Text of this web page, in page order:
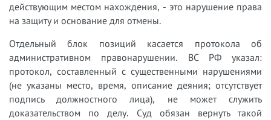
действующим местом нахождения, - это нарушение права
на защиту и основание для отмены.
Отдельный блок позиций касается протокола об
административном правонарушении. ВС РФ указал:
протокол, составленный с существенными нарушениями
(не указаны место, время, описание деяния; отсутствует
подпись должностного лица), не может служить
доказательством по делу. Суд обязан вернуть такой